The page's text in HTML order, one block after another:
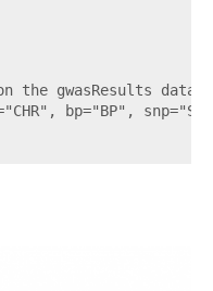
the gwasResults
bp="BP",